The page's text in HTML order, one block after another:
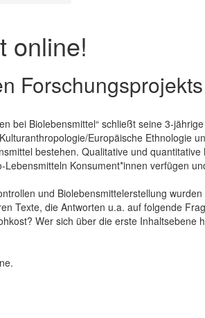
online!
Forschungsprojekts
bei Biolebensmittel“ schließt seine 3-
Europäische Ethnologie
bestehen. Qualitative und
Konsument*innen verfügen
und Biolebensmittelerstellung
Texte, die Antworten u.a. auf folgende
Wer sich über die erste